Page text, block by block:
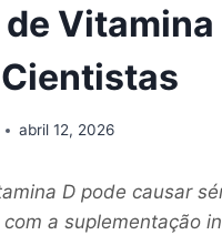
abril 12, 2026
D pode causar
a suplementação